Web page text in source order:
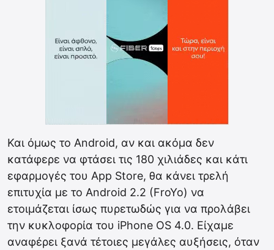
Και όμως το Android, αν και ακόμα δεν
κατάφερε να φτάσει τις 180 χιλιάδες και κάτι
εφαρμογές του App Store, θα κάνει τρελή
επιτυχία με το Android 2.2 (FroYo) να
ετοιμάζεται ίσως πυρετωδώς για να προλάβει
την κυκλοφορία του iPhone OS 4.0. Είχαμε
αναφέρει ξανά τέτοιες μεγάλες αυξήσεις, όταν